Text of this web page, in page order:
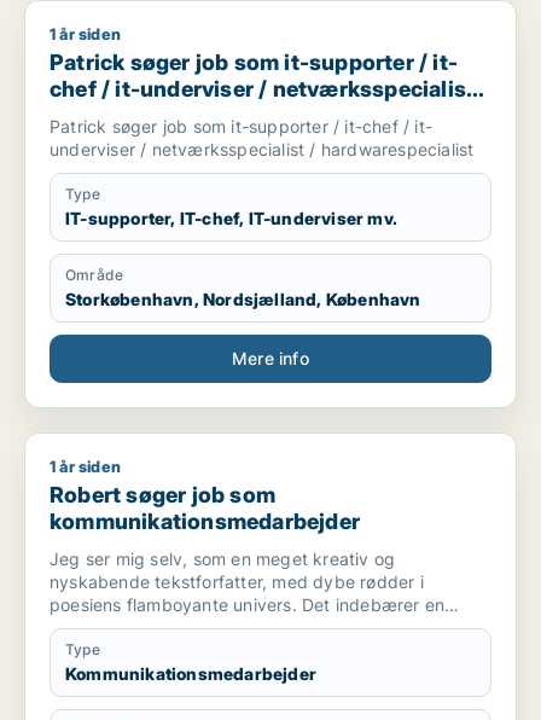
Patrick søger job som it-supporter / it-chef / it-underviser /
1 år siden
Patrick søger job som it-supporter / it-
chef / it-underviser / netværksspecialist /
hardwarespecialist
Patrick søger job som it-supporter / it-chef / it-
underviser / netværksspecialist / hardwarespecialist
Type
IT-supporter, IT-chef, IT-underviser mv.
Område
Storkøbenhavn, Nordsjælland, København
Mere info
Robert søger job som kommunikationsmedarbejder
1 år siden
Robert søger job som
kommunikationsmedarbejder
Jeg ser mig selv, som en meget kreativ og
nyskabende tekstforfatter, med dybe rødder i
poesiens flamboyante univers. Det indebærer en
forkærlighed for artistisk blomstrende
sprogvirkemidler, som tilføjer teksten et substansielt
tilsnit af noget, som er både originalt, innovativt og
kompetent.
Type
Kommunikationsmedarbejder